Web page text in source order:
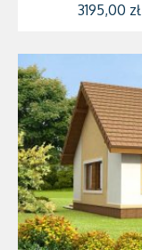
3195,00 zł